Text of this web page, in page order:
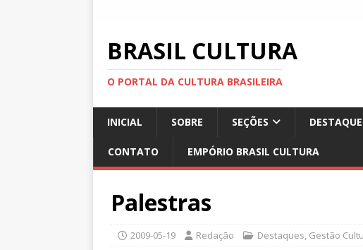
BRASIL CULTURA
O PORTAL DA CULTURA BRASILEIRA
INICIAL SOBRE SEÇÕES
CONTATO EMPÓRIO BRASIL CULTURA
Palestras
2009-05-19 Redação Destaques, Gestão